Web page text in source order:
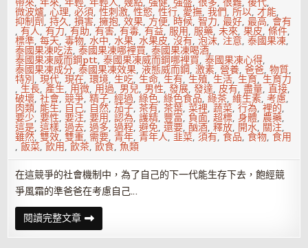
微波爐,心理,必須,性刺激,性慾,性行, 愛撫,我們,所以,才能,
抑制劑,持久,損害,擁抱,效果, 方便, 時候,智力,最好,最高,會有
,有人,有力,有助,有害,有毒,有益,服用,服藥,未來,果皮,條件,
標準,每天,毒物,水中,水果,水果皮,沒有,泡沫, 注意,泰國果凍,
泰國果凍吃法,泰國果凍哪裡買,泰國果凍喝酒,
泰國果凍威而鋼ptt,泰國果凍威而鋼哪裡買,泰國果凍心得,
泰國果凍成分,泰國果凍效果,液態威而鋼,激素,營養,爸爸,物質,
特別,現代,現在,環境,生吃,生命,生有,生殖,生活,生育,生育力
,生長,產生, 用微, 用過, 男兒, 男性,發展,發達,皮有,盡量,直接,
破壞,社會,競爭,精子,經過,綠色,綠色食品,綠茶,維生素,考慮,
肉類, 能生, 自己, 自然,茄子,茶有,茶葉,菜裡,蔬菜,行為,裡的,
要少,要性,要注,要用,認為,護精, 豐富, 負面,超標,身體, 農藥,
這是,這樣,過去,過多,過程,避免,還要,酗酒,釋放, 開水, 關注,
雖然,雙效,雙重, 需要,青年,青年人,韭菜,須有,食品,食物,食用
,飯菜,飲用,飲茶,飲食, 魚類
在這競爭的社會機制中，為了自己的下一代能生存下去，飽經競
爭風霜的準爸爸在考慮自己…
閱讀完整文章男
性
優